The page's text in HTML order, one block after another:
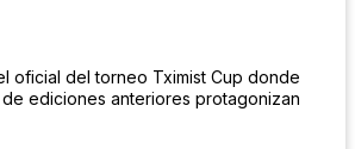
oficial del torneo Tximist Cup donde
ediciones anteriores protagonizan